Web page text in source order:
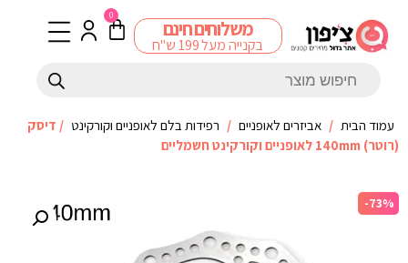
משלוחים חינם
בקנייה מעל 199 ש"ח
0
עמוד הבית / אביזרים לאופניים / רפידות בלם לאופניים וקורקינט / דיסק
(רוטר) 140mm לאופניים וקורקינט חשמליים
-73%